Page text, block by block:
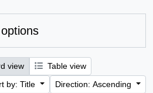
view
Table view
by: Title
Direction: Ascending